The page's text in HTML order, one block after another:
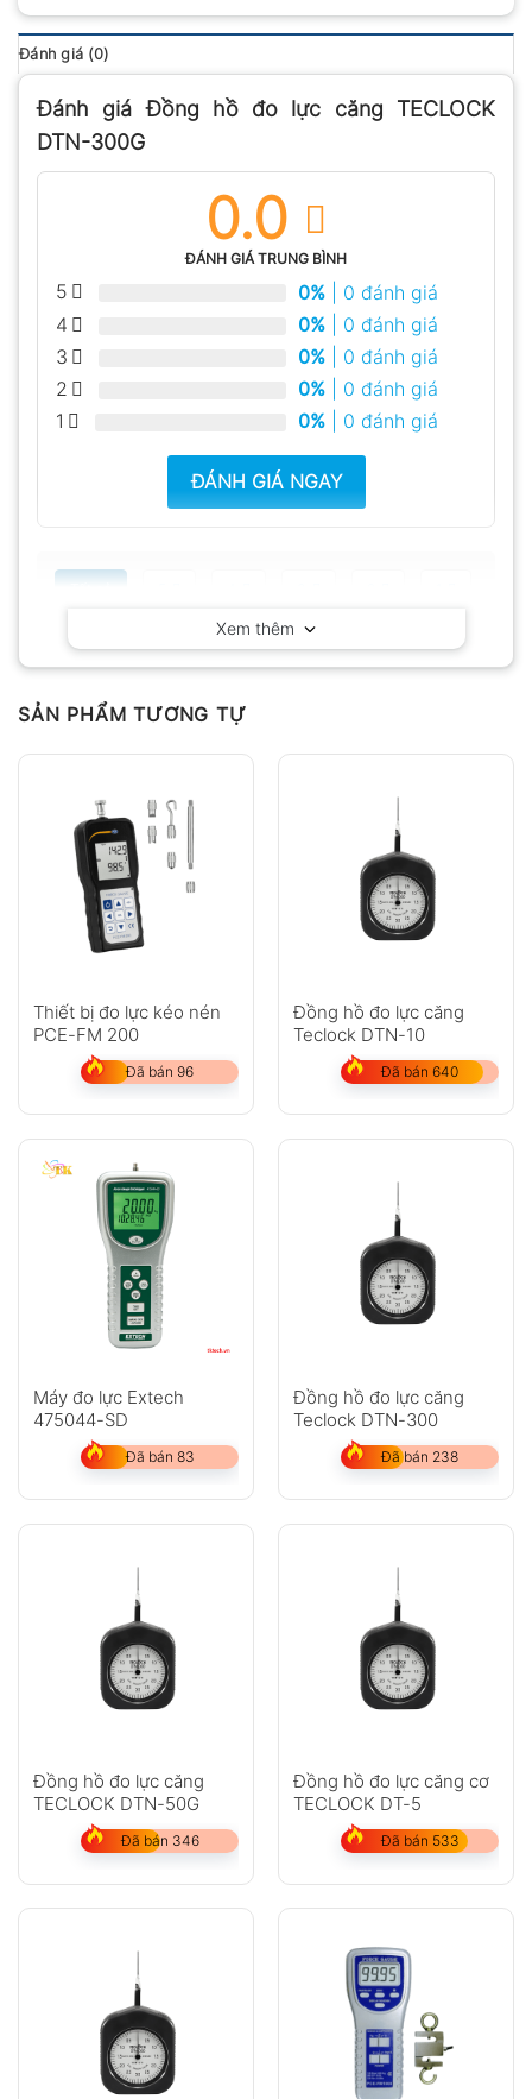
Đánh giá (0)
Đánh giá Đồng hồ đo lực căng TECLOCK
DTN-300G
0.0
ĐÁNH GIÁ TRUNG BÌNH
5 0% | 0 đánh giá
4
0% | 0 đánh giá
3
0% | 0 đánh giá
2
0% | 0 đánh giá
1
0% | 0 đánh giá
ĐÁNH GIÁ NGAY
Có ảnh
Chưa có đánh giá nào.
Hỏi đáp
Không có bình luận nào
Xem thêm
SẢN PHẨM TƯƠNG TỰ
Thiết bị đo lực kéo nén
PCE-FM 200
Đã bán 96
Đồng hồ đo lực căng
Teclock DTN-10
Đã bán 640
Máy đo lực Extech
475044-SD
Đã bán 83
Đồng hồ đo lực căng
Teclock DTN-300
Đã bán 238
Đồng hồ đo lực căng
TECLOCK DTN-50G
Đã bán 346
Đồng hồ đo lực căng cơ
TECLOCK DT-5
Đã bán 533